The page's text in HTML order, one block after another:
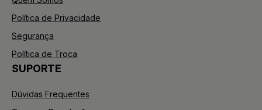
Política de Privacidade
Segurança
Política de Troca
SUPORTE
Dúvidas Frequentes